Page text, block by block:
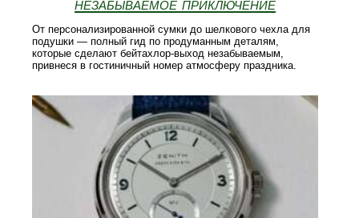
От персонализированной сумки до шелкового чехла для
подушки — полный гид по продуманным деталям,
которые сделают бейтахлор-выход незабываемым,
привнеся в гостиничный номер атмосферу праздника.